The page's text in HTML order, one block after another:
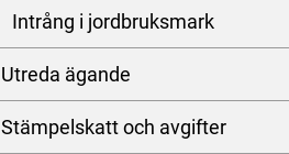
Intrång i jordbruksmark
Utreda ägande
Stämpelskatt och avgifter